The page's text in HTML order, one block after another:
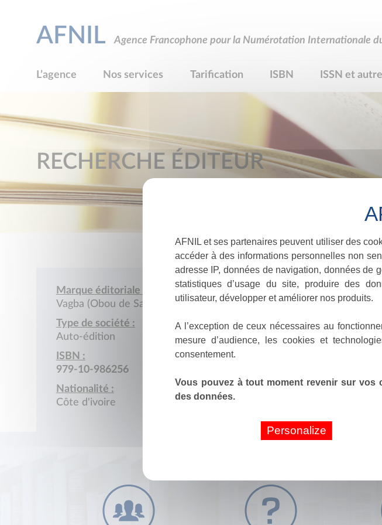
AFNIL Agence Francophone pour la Numérotation Internationale
L’agence Nos services Tarification ISBN ISSN et
RECHERCHE ÉDITEUR
Marque éditoriale :
Vagba (Obou de Sales)
Type de société :
Auto-édition
ISBN :
979-10-986256
Nationalité :
Côte d'ivoire
AFNIL et ses partenaires peuvent utiliser des
accéder à des informations personnelles non
adresse IP, données de navigation, données
statistiques d’usage du site, produire des
utilisateur, développer et améliorer nos produits.
A l’exception de ceux nécessaires au
mesure d’audience, les cookies et
consentement.
Vous pouvez à tout moment revenir sur
des données.
Personalize